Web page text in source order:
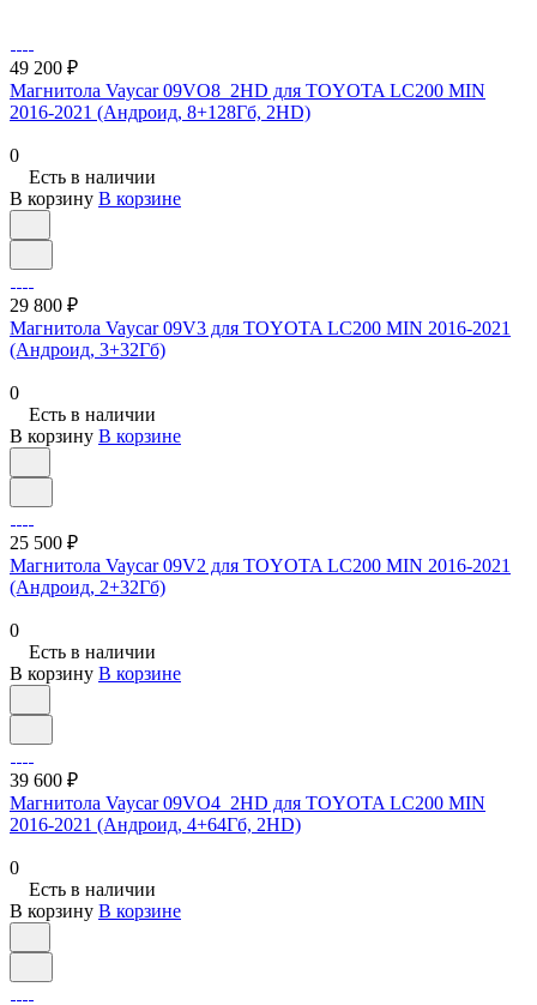
49 200 ₽
Магнитола Vaycar 09VO8_2HD для TOYOTA LC200 MIN
2016-2021 (Андроид, 8+128Гб, 2HD)
0
Есть в наличии
В корзину В корзине
29 800 ₽
Магнитола Vaycar 09V3 для TOYOTA LC200 MIN 2016-2021
(Андроид, 3+32Гб)
0
Есть в наличии
В корзину В корзине
25 500 ₽
Магнитола Vaycar 09V2 для TOYOTA LC200 MIN 2016-2021
(Андроид, 2+32Гб)
0
Есть в наличии
В корзину В корзине
39 600 ₽
Магнитола Vaycar 09VO4_2HD для TOYOTA LC200 MIN
2016-2021 (Андроид, 4+64Гб, 2HD)
0
Есть в наличии
В корзину В корзине